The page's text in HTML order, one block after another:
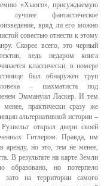
«Хьюго», присуждаемую
лучшее фантастическое
вряд ли его можно
совестью отнести к этому
Скорее всего, это черный
ведь недаром книга
классически: в номере
был обнаружен труп
– шахматиста под
Эммануил Ласкер. И тем
менее, практически сразу же
альтернативной истории –
открыл двери своей
Гитлером. Правда, им
аренду, но это, тем не менее,
В результате на карте Земли
образовано, но потерпело
зато на территории самого